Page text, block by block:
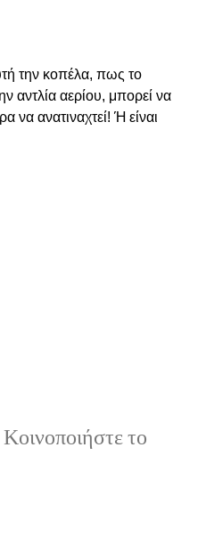
την κοπέλα, πως το
αντλία αερίου, μπορεί να
να ανατιναχτεί! Ή είναι
το